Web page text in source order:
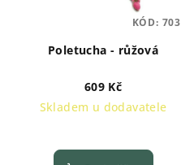
Poletucha - růžová
609 Kč
Skladem u dodavatele
hodnocení
KÓD: 703